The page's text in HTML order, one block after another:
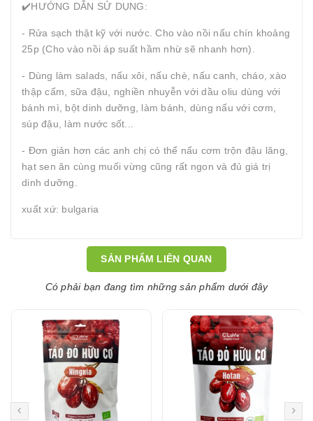
✔️HƯỚNG DẪN SỬ DỤNG:
- Rửa sạch thật kỹ với nước. Cho vào nồi nấu chín khoảng
25p (Cho vào nồi áp suất hầm nhừ sẽ nhanh hơn).
- Dùng làm salads, nấu xôi, nấu chè, nấu canh, cháo, xào
thập cẩm, sữa đậu, nghiền nhuyễn với dầu oliu dùng với
bánh mì, bột dinh dưỡng, làm bánh, dùng nấu với cơm,
súp đậu, làm nước sốt...
- Đơn giản hơn các anh chị có thể nấu cơm trộn đậu lăng,
hạt sen ăn cùng muối vừng cũng rất ngon và đủ giá trị
dinh dưỡng.
xuất xứ: bulgaria
SẢN PHẨM LIÊN QUAN
Có phải bạn đang tìm những sản phẩm dưới đây